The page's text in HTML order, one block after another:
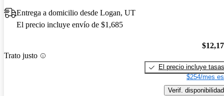
Entrega a domicilio desde Logan, UT
El precio incluye envío de $1,685
Trato justo
El precio incluye tasas
$254/mes
Verif. disponibilidad